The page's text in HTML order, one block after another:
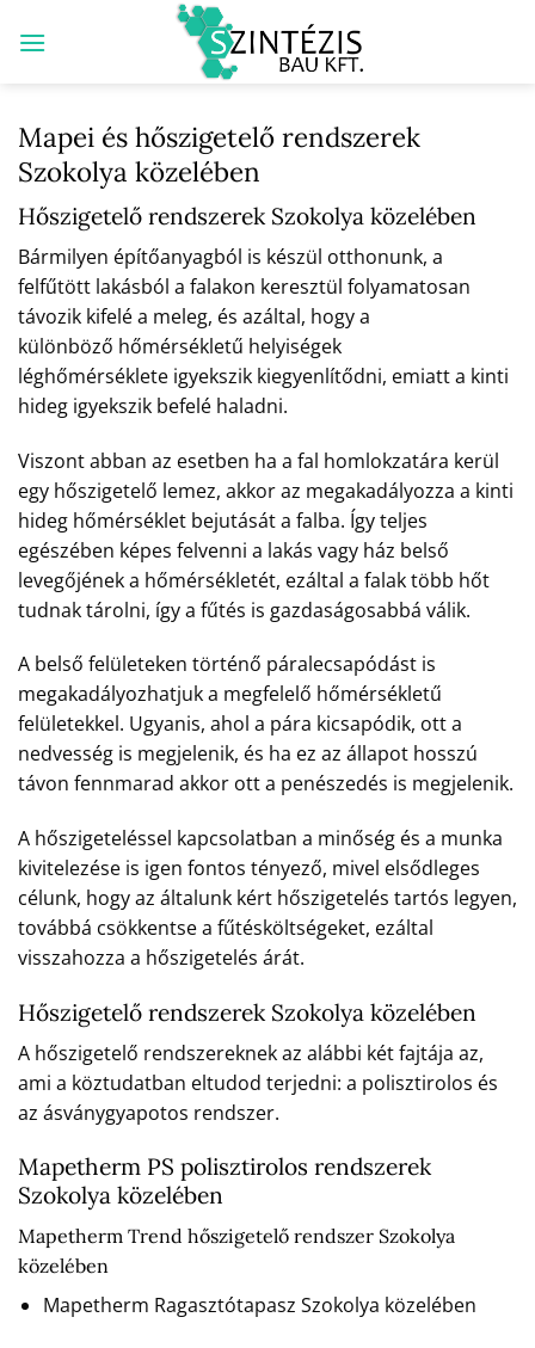
Mapei és hőszigetelő rendszerek
Szokolya közelében
Hőszigetelő rendszerek Szokolya közelében
Bármilyen építőanyagból is készül otthonunk, a
felfűtött lakásból a falakon keresztül folyamatosan
távozik kifelé a meleg, és azáltal, hogy a
különböző hőmérsékletű helyiségek
léghőmérséklete igyekszik kiegyenlítődni, emiatt a kinti
hideg igyekszik befelé haladni.
Viszont abban az esetben ha a fal homlokzatára kerül
egy hőszigetelő lemez, akkor az megakadályozza a kinti
hideg hőmérséklet bejutását a falba. Így teljes
egészében képes felvenni a lakás vagy ház belső
levegőjének a hőmérsékletét, ezáltal a falak több hőt
tudnak tárolni, így a fűtés is gazdaságosabbá válik.
A belső felületeken történő páralecsapódást is
megakadályozhatjuk a megfelelő hőmérsékletű
felületekkel. Ugyanis, ahol a pára kicsapódik, ott a
nedvesség is megjelenik, és ha ez az állapot hosszú
távon fennmarad akkor ott a penészedés is megjelenik.
A hőszigeteléssel kapcsolatban a minőség és a munka
kivitelezése is igen fontos tényező, mivel elsődleges
célunk, hogy az általunk kért hőszigetelés tartós legyen,
továbbá csökkentse a fűtésköltségeket, ezáltal
visszahozza a hőszigetelés árát.
Hőszigetelő rendszerek Szokolya közelében
A hőszigetelő rendszereknek az alábbi két fajtája az,
ami a köztudatban eltudod terjedni: a polisztirolos és
az ásványgyapotos rendszer.
Mapetherm PS polisztirolos rendszerek
Szokolya közelében
Mapetherm Trend hőszigetelő rendszer Szokolya
közelében
Mapetherm Ragasztótapasz Szokolya közelében